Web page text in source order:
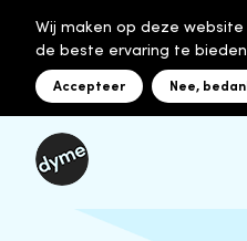
Wij maken op deze
de beste ervaring te
Accepteer Nee,